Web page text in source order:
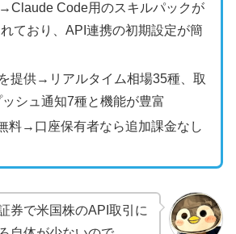
Code用のスキルパックが
ており、API連携の初期設定が簡
提供→リアルタイム相場35種、取
シュ通知7種と機能が豊富
料→口座保有者なら追加課金なし
券で米国株のAPI取引に